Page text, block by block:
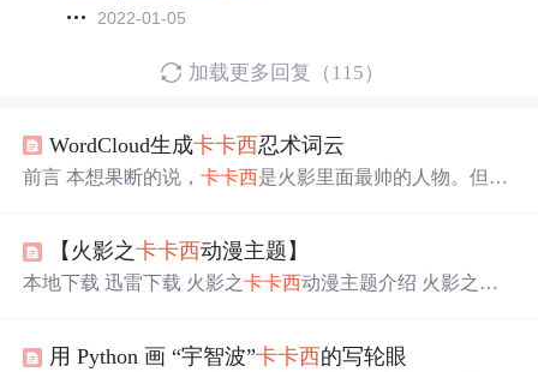
2022-01-05
加载更多回复（115）
WordCloud生成卡卡西忍术词云
前言 本想果断的说，卡卡西是火影里面最帅的人物。但是
【火影之卡卡西动漫主题】
本地下载 迅雷下载 火影之卡卡西 动漫主题介绍 火影之 卡
效果图 火影之卡卡西 电脑鼠标效果图 火影之
用 Python 画 “宇智波”卡卡西的写轮眼